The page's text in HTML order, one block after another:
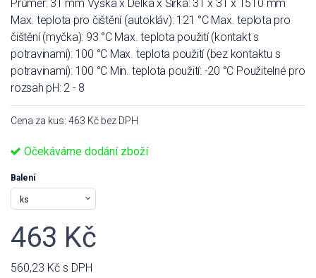
Průměr: 31 mm Výška x Délka x Šířka: 31 x 31 x 1510 mm
Max. teplota pro čištění (autokláv): 121 °C Max. teplota pro
čištění (myčka): 93 °C Max. teplota použití (kontakt s
potravinami): 100 °C Max. teplota použití (bez kontaktu s
potravinami): 100 °C Min. teplota použití: -20 °C Použitelné pro
rozsah pH: 2 - 8
Cena za kus: 463 Kč bez DPH
Očekáváme dodání zboží
Balení
463 Kč
560,23 Kč s DPH